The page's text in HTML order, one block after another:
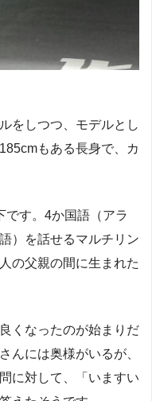
をしつつ、モデルとし
もある長身で、カ
です。4か国語（アラ
）を話せるマルチリン
の父親の間に生まれた
くなったのが始まりだ
んには奥様がいるが、
に対して、「いますい